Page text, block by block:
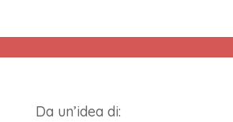
Da un’idea di: